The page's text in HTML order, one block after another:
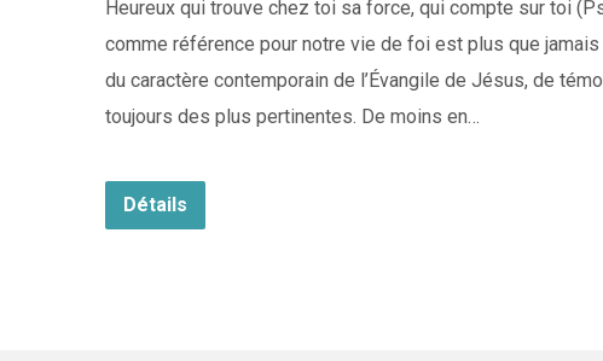
Heureux qui trouve chez toi sa force, qui compte sur toi
comme référence pour notre vie de foi est plus que
du caractère contemporain de l’Évangile de Jésus, de
toujours des plus pertinentes. De moins en…
Détails